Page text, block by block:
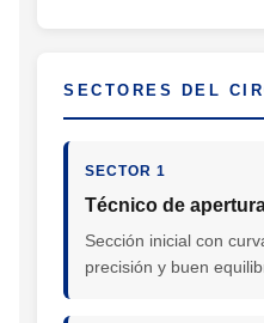
SECTORES DEL
SECTOR 1
Técnico de
Sección inicial con
precisión y buen